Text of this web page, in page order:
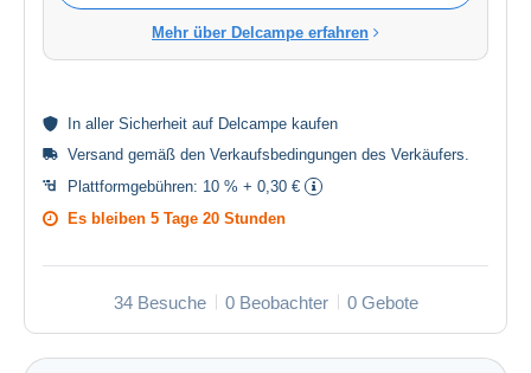
Mehr über Delcampe erfahren
In aller Sicherheit auf Delcampe kaufen
Versand gemäß den Verkaufsbedingungen des Verkäufers
Plattformgebühren: 10 % + 0,30 €
Es bleiben 5 Tage 20 Stunden
34 Besuche 0 Beobachter 0 Gebote